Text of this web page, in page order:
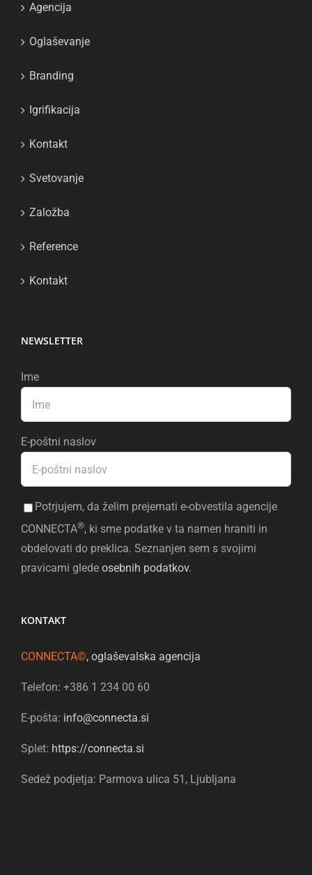
Agencija
Oglaševanje
Branding
Igrifikacija
Kontakt
Svetovanje
Založba
Reference
Kontakt
NEWSLETTER
Ime
E-poštni naslov
Potrjujem, da želim prejemati e-obvestila agencije
CONNECTA®, ki sme podatke v ta namen hraniti in
obdelovati do preklica. Seznanjen sem s svojimi
pravicami glede osebnih podatkov.
KONTAKT
CONNECTA©, oglaševalska agencija
Telefon: +386 1 234 00 60
E-pošta: info@connecta.si
Splet: https://connecta.si
Sedež podjetja: Parmova ulica 51, Ljubljana